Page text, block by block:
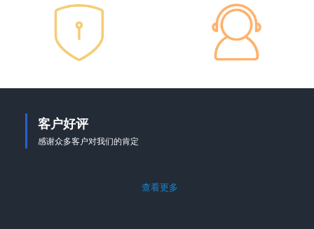
客户好评
感谢众多客户对我们的肯定
查看更多